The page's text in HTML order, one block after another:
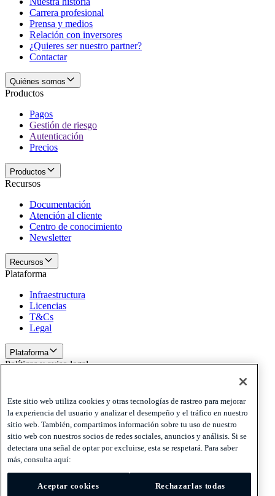
Carrera profesional
Prensa y medios
Relación con inversores
¿Quieres ser nuestro partner?
Contactar
Quiénes somos
Productos
Pagos
Gestión de riesgo
Autenticación
Precios
Productos
Recursos
Documentación
Atención al cliente
Centro de conocimiento
Newsletter
Recursos
Plataforma
Infraestructura
Licencias
T&Cs
Legal
Plataforma
Políticas y aviso legal
Cookies
Disclaimer
Políticas y aviso legal
Suscríbete a nuestra newsletter
Suscríbete a nuestra
newsletterSuscríbete a nuestra newsletter
Privacy
Cookies
Este sitio web utiliza cookies y otras tecnologías de rastreo para mejorar
la experiencia del usuario y analizar el desempeño y el tráfico en nuestro
sitio web. También, compartimos información sobre tu uso de nuestro
sitio web con nuestros socios de redes sociales, anuncios y análisis. Si se
detectara una señal de optar por excluirse, esta se respetará. Para saber
más, consulta aquí:
Aceptar cookies Rechazarlas todas